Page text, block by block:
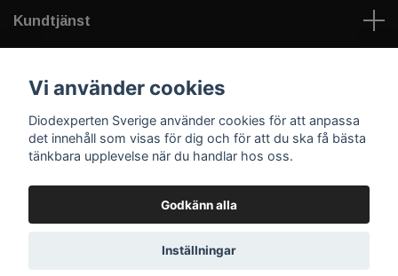
Kundtjänst
Sociala medier
© 2026 Diodexperten Sverige
Vi använder cookies
Diodexperten Sverige använder cookies för att anpassa
det innehåll som visas för dig och för att du ska få bästa
tänkbara upplevelse när du handlar hos oss.
Godkänn alla
Inställningar